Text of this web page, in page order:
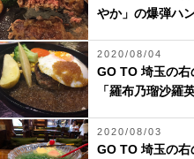
やか」の爆弾ハ
2020/08/04
GO TO 埼玉の右
「羅布乃瑠沙羅
2020/08/03
GO TO 埼玉の